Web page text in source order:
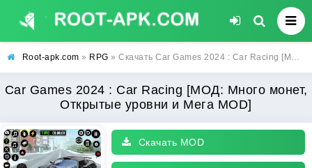
Root-apk.com » RPG » Скачать Car Games 2024 : Car Racing [МОД: Много монет, Открытые уровни и Мега MOD] | Взлом Car Games 2024 : Car Racing на Андроид
Car Games 2024 : Car Racing [МОД: Много монет,
Открытые уровни и Мега MOD]
Скачать MOD